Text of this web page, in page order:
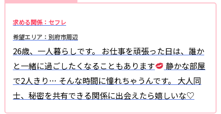
求める関係：セフレ
希望エリア：別府市周辺
26歳、一人暮らしです。 お仕事を頑張った日は、誰か
と一緒に過ごしたくなることもあります
静かな部屋
で2人きり… そんな時間に憧れちゃうんです。 大人同
士、秘密を共有できる関係に出会えたら嬉しいな♡